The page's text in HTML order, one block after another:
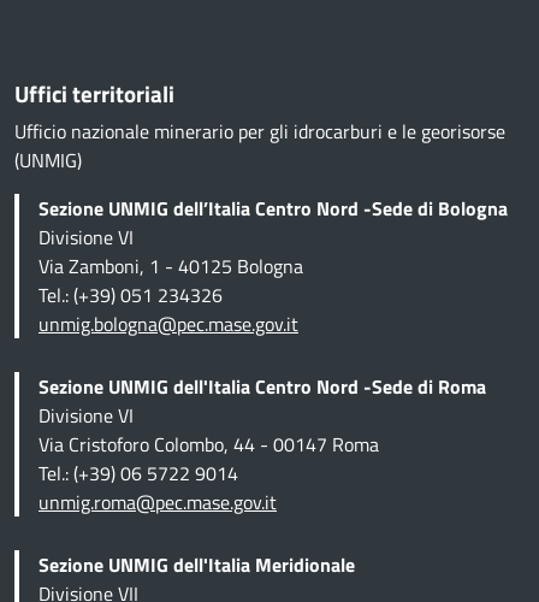
Uffici territoriali
Ufficio nazionale minerario per gli idrocarburi e le georisorse
(UNMIG)
Sezione UNMIG dell’Italia Centro Nord -Sede di Bologna
Divisione VI
Via Zamboni, 1 - 40125 Bologna
Tel.: (+39) 051 234326
unmig.bologna@pec.mase.gov.it
Sezione UNMIG dell'Italia Centro Nord -Sede di Roma
Divisione VI
Via Cristoforo Colombo, 44 - 00147 Roma
Tel.: (+39) 06 5722 9014
unmig.roma@pec.mase.gov.it
Sezione UNMIG dell'Italia Meridionale
Divisione VII